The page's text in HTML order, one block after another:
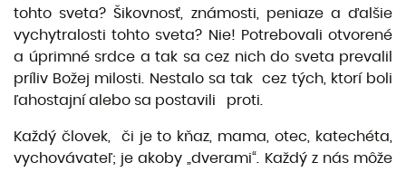
tohto sveta? Šikovnosť, známosti, peniaze a ďalšie
vychytralosti tohto sveta? Nie! Potrebovali otvorené
a úprimné srdce a tak sa cez nich do sveta prevalil
príliv Božej milosti. Nestalo sa tak cez tých, ktorí boli
ľahostajní alebo sa postavili proti.
Každý človek, či je to kňaz, mama, otec, katechéta,
vychovávateľ; je akoby „dverami“. Každý z nás môže